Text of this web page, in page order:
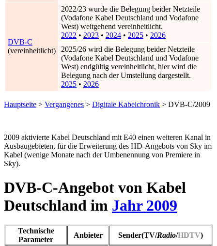
DVB-C
(vereinheitlicht)
2022/23 wurde die Belegung beider Netzteile
(Vodafone Kabel Deutschland und Vodafone
West) weitgehend vereinheitlicht.
2022 • 2023 • 2024 • 2025 • 2026
2025/26 wird die Belegung beider Netzteile
(Vodafone Kabel Deutschland und Vodafone
West) endgültig vereinheitlicht, hier wird die
Belegung nach der Umstellung dargestellt.
2025 • 2026
Hauptseite > Vergangenes > Digitale Kabelchronik > DVB-C/2009
2009 aktivierte Kabel Deutschland mit E40 einen weiteren Kanal in
Ausbaugebieten, für die Erweiterung des HD-Angebots von Sky im
Kabel (wenige Monate nach der Umbenennung von Premiere in
Sky).
DVB-C-Angebot von Kabel
Deutschland im Jahr 2009
Technische
Parameter
Anbieter Sender(TV/Radio/HDTV)